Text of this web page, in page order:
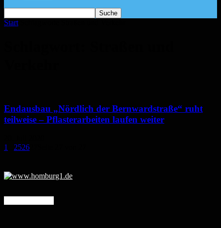
Start
Endausbau „Nördlich der Bernwardstraße“ ruht
teilweise – Pflasterarbeiten laufen weiter
1
2526